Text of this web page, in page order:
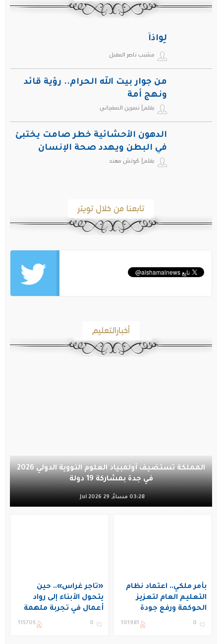
لِواذاً
مشبب ناصر المقبل
من جوار بيت الله الحرام.. رؤية قائد
ونهج أمة
بقلم| نسرين السفياني
الدهون الأحشائية خطر صامت يختبئ
في البطن ويهدد صحة الإنسان
بقلم| كوتش مهند
تابعنا من خلال تويتر
أخبارالتعليم
المملكة تستضيف أولمبياد العلوم النووية الدولي 2026
في جدة بمشاركة 19 دولة
03:28 مساءً, 29 Jul 2026
بأمر ملكي.. اعتماد نظام
التعليم العام لتعزيز
الحوكمة ورفع جودة
التعليم في المملكة
0
101981
«تاجر غراس».. حين
يتحول الأبناء إلى رواد
أعمال في تجربة ملهمة
بنادي غراس الصيفي
0
115705